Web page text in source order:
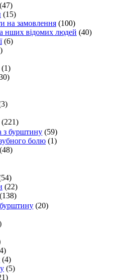
(47)
(15)
на замовлення (100)
нших відомих людей (40)
(6)
(1)
(221)
з бурштину (59)
болю (1)
(48)
(22)
(138)
(20)
(4)
(5)